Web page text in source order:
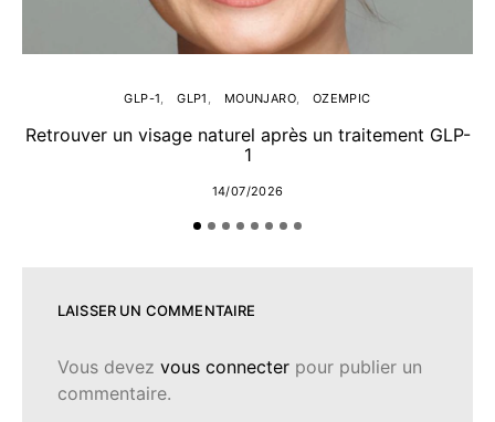
GLP-1 GLP1 MOUNJARO OZEMPIC
Retrouver un visage naturel après un traitement GLP-
1
14/07/2026
LAISSER UN COMMENTAIRE
Vous devez vous connecter pour publier un
commentaire.